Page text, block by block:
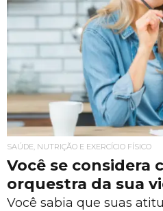
SAÚDE, NUTRIÇÃO E EXERCÍCIO FÍSICO
Você se considera
orquestra da sua
Você sabia que suas